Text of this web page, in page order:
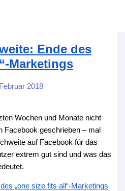
Ende des
Marketings
2018
Wochen und Monate nicht
Facebook geschrieben – mal
auf Facebook für das
extrem gut sind und was das
„one size fits all“-Marketings